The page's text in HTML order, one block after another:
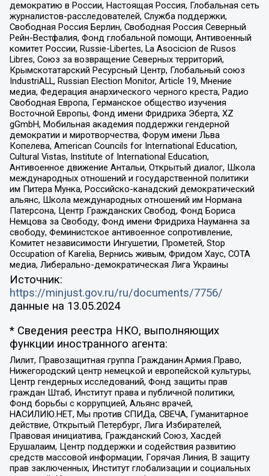
демократию в России, Настоящая Россия, Глобальная сеть
журналистов-расследователей, Служба поддержки,
Свободная Россия Берлин, Свободная Россия Северный
Рейн-Вестфалия, Фонд глобальной помощи, Антивоенный
комитет России, Russie-Libertes, La Asocicion de Rusos
Libres, Союз за возвращение Северных территорий,
Крымскотатарский Ресурсный Центр, Глобальный союз
IndustriALL, Russian Election Monitor, Article 19, Мнение
медиа, Федерация анархического черного креста, Радио
Свободная Европа, Германское общество изучения
Восточной Европы, Фонд имени Фридриха Эберта, XZ
gGmbH, Мобильная академия поддержки гендерной
демократии и миротворчества, Форум имени Льва
Копелева, American Councils for International Education,
Cultural Vistas, Institute of International Education,
Антивоенное движение Антальи, Открытый диалог, Школа
международных отношений и государственной политики
им Питера Мунка, Российско-канадский демократический
альянс, Школа международных отношений им Нормана
Патерсона, Центр Гражданских Свобод, Фонд Бориса
Немцова за Свободу, Фонд имени Фридриха Науманна за
свободу, Феминистское антивоенное сопротивление,
Комитет независимости Ингушетии, Прометей, Stop
Occupation of Karelia, Вернись живым, Фридом Хаус, СОТА
медиа, Либерально-демократическая Лига Украины
Источник:
https://minjust.gov.ru/ru/documents/7756/
данные на 13.05.2024
* Сведения реестра НКО, выполняющих
функции иностранного агента:
Лилит, Правозащитная группа Гражданин.Армия.Право,
Нижегородский центр немецкой и европейской культуры,
Центр гендерных исследований, Фонд защиты прав
граждан Штаб, Институт права и публичной политики,
Фонд борьбы с коррупцией, Альянс врачей,
НАСИЛИЮ.НЕТ, Мы против СПИДа, СВЕЧА, Гуманитарное
действие, Открытый Петербург, Лига Избирателей,
Правовая инициатива, Гражданский Союз, Хасдей
Ерушалаим, Центр поддержки и содействия развитию
средств массовой информации, Горячая Линия, В защиту
прав заключенных, Институт глобализации и социальных